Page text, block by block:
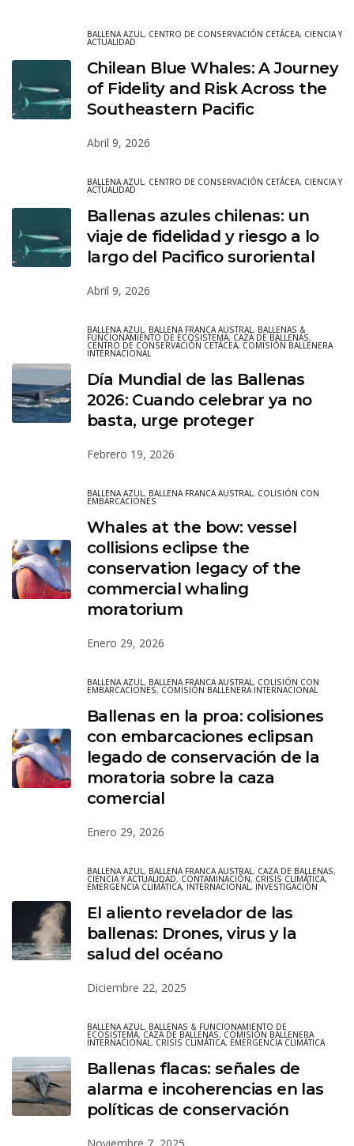
BALLENA AZUL, CENTRO DE CONSERVACIÓN CETÁCEA, CIENCIA Y
ACTUALIDAD
Chilean Blue Whales: A Journey
of Fidelity and Risk Across the
Southeastern Pacific
Abril 9, 2026
BALLENA AZUL, CENTRO DE CONSERVACIÓN CETÁCEA, CIENCIA Y
ACTUALIDAD
Ballenas azules chilenas: un
viaje de fidelidad y riesgo a lo
largo del Pacifico suroriental
Abril 9, 2026
BALLENA AZUL, BALLENA FRANCA AUSTRAL, BALLENAS &
FUNCIONAMIENTO DE ECOSISTEMA, CAZA DE BALLENAS,
CENTRO DE CONSERVACIÓN CETÁCEA, COMISIÓN BALLENERA
INTERNACIONAL
Día Mundial de las Ballenas
2026: Cuando celebrar ya no
basta, urge proteger
Febrero 19, 2026
BALLENA AZUL, BALLENA FRANCA AUSTRAL, COLISIÓN CON
EMBARCACIONES
Whales at the bow: vessel
collisions eclipse the
conservation legacy of the
commercial whaling
moratorium
Enero 29, 2026
BALLENA AZUL, BALLENA FRANCA AUSTRAL, COLISIÓN CON
EMBARCACIONES, COMISIÓN BALLENERA INTERNACIONAL
Ballenas en la proa: colisiones
con embarcaciones eclipsan
legado de conservación de la
moratoria sobre la caza
comercial
Enero 29, 2026
BALLENA AZUL, BALLENA FRANCA AUSTRAL, CAZA DE BALLENAS,
CIENCIA Y ACTUALIDAD, CONTAMINACIÓN,CRISIS CLIMÁTICA,
EMERGENCIA CLIMÁTICA, INTERNACIONAL, INVESTIGACIÓN
El aliento revelador de las
ballenas: Drones, virus y la
salud del océano
Diciembre 22, 2025
BALLENA AZUL, BALLENAS & FUNCIONAMIENTO DE
ECOSISTEMA, CAZA DE BALLENAS, COMISIÓN BALLENERA
INTERNACIONAL, CRISIS CLIMÁTICA, EMERGENCIA CLIMÁTICA
Ballenas flacas: señales de
alarma e incoherencias en las
políticas de conservación